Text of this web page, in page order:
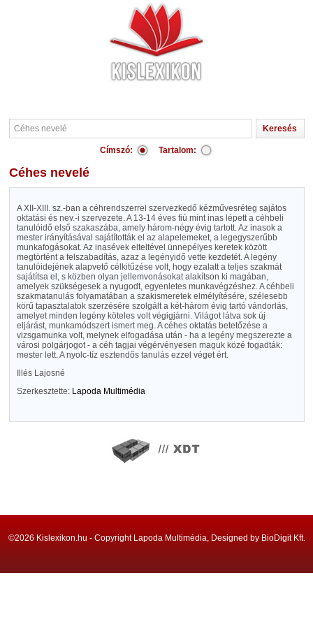
Címszó: Tartalom:
Céhes nevelé
A XII-XIII. sz.-ban a céhrendszerrel szervezkedő kézművesréteg sajátos
oktatási és nev.-i szervezete. A 13-14 éves fiú mint inas lépett a céhbeli
tanulóidő első szakaszába, amely három-négy évig tartott. Az inasok a
mester irányításával sajátították el az alapelemeket, a legegyszerűbb
munkafogásokat. Az inasévek elteltével ünnepélyes keretek között
megtörtént a felszabadítás, azaz a legényidő vette kezdetét. A legény
tanulóidejének alapvető célkitűzése volt, hogy ezalatt a teljes szakmát
sajátítsa el, s közben olyan jellemvonásokat alakítson ki magában,
amelyek szükségesek a nyugodt, egyenletes munkavégzéshez. A céhbeli
szakmatanulás folyamatában a szakismeretek elmélyítésére, szélesebb
körű tapasztalatok szerzésére szolgált a két-három évig tartó vándorlás,
amelyet minden legény köteles volt végigjárni. Világot látva sok új
eljárást, munkamódszert ismert meg. A céhes oktatás betetőzése a
vizsgamunka volt, melynek elfogadása után - ha a legény megszerezte a
városi polgárjogot - a céh tagjai végérvényesen maguk közé fogadták:
mester lett. A nyolc-tíz esztendős tanulás ezzel véget ért.
Illés Lajosné
Szerkesztette: Lapoda Multimédia
©2026 Kislexikon.hu - Copyright Lapoda Multimédia, Designed by BioDigit Kft.